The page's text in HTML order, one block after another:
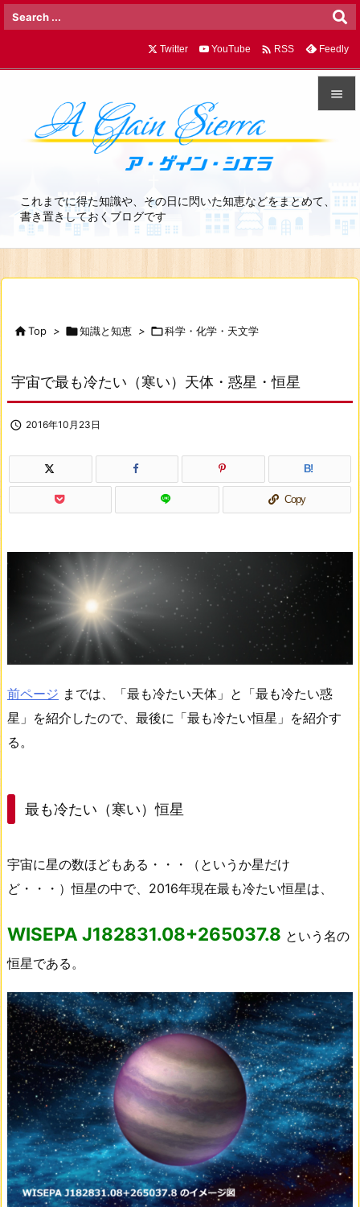

メニュ

前へ

Twitter YouTube  RSS Feedly
これまでに得た知識や、その日に閃いた知恵などをまとめて、
書き置きしておくブログです
Top > 知識と知恵 > 科学・化学・天文学
宇宙で最も冷たい（寒い）天体・惑星・恒星
 2016年10月23日
B!
Copy
前ページ までは、「最も冷たい天体」と「最も冷たい惑
星」を紹介したので、最後に「最も冷たい恒星」を紹介す
る。
最も冷たい（寒い）恒星
宇宙に星の数ほどもある・・・（というか星だけ
ど・・・）恒星の中で、2016年現在最も冷たい恒星は、
WISEPA J182831.08+265037.8 という名の
恒星である。